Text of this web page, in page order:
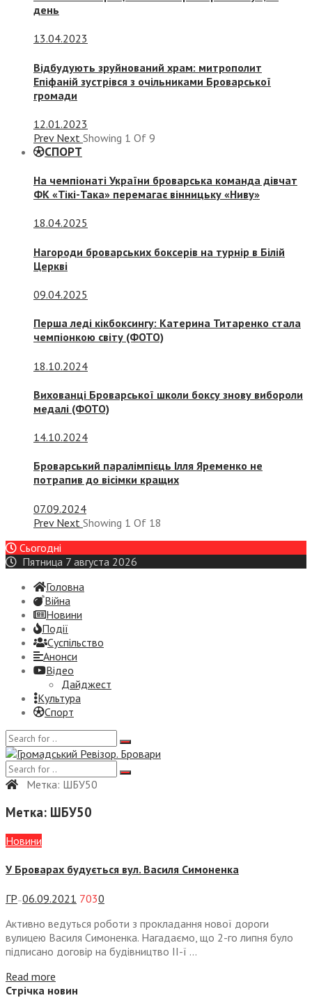
день
13.04.2023
Відбудують зруйнований храм: митрополит
Епіфаній зустрівся з очільниками Броварської
громади
12.01.2023
Prev Next Showing 1 Of 9
СПОРТ
На чемпіонаті України броварська команда дівчат
ФК «Тікі-Така» перемагає вінницьку «Ниву»
18.04.2025
Нагороди броварських боксерів на турнір в Білій
Церкві
09.04.2025
Перша леді кікбоксингу: Катерина Титаренко стала
чемпіонкою світу (ФОТО)
18.10.2024
Вихованці Броварської школи боксу знову вибороли
медалі (ФОТО)
14.10.2024
Броварський паралімпієць Ілля Яременко не
потрапив до вісімки кращих
07.09.2024
Prev Next Showing 1 Of 18
Сьогодні
Пятница 7 августа 2026
Головна
Війна
Новини
Події
Суспiльство
Анонси
Відео
Дайджест
Культура
Спорт
Метка: ШБУ50
Метка: ШБУ50
Новини
У Броварах будується вул. Василя Симоненка
ГР —06.09.2021 7030
Активно ведуться роботи з прокладання нової дороги
вулицею Василя Симоненка. Нагадаємо, що 2-го липня було
підписано договір на будівництво ІІ-ї ...
Read more
Стрічка новин